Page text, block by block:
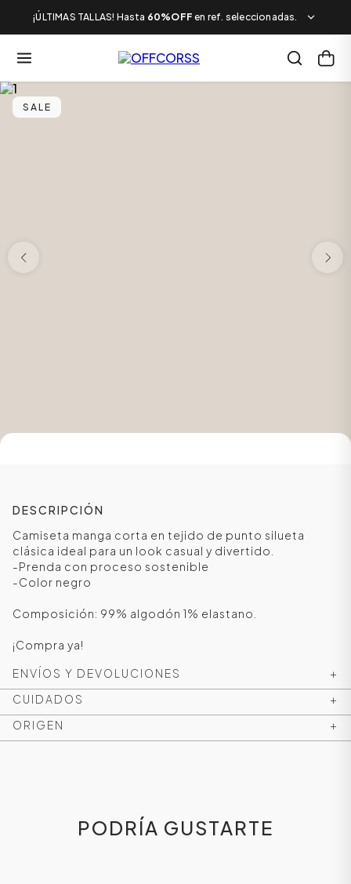
¡ÚLTIMAS TALLAS! Hasta 60%OFF en ref. seleccionadas.
SALE
DESCRIPCIÓN
Camiseta manga corta en tejido de punto silueta
clásica ideal para un look casual y divertido.
-Prenda con proceso sostenible
-Color negro
Composición: 99% algodón 1% elastano.
¡Compra ya!
ENVÍOS Y DEVOLUCIONES
+
CUIDADOS
+
ORIGEN
+
PODRÍA GUSTARTE